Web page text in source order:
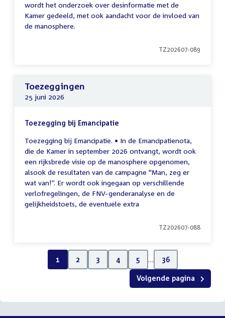
wordt het onderzoek over desinformatie met de
Kamer gedeeld, met ook aandacht voor de invloed van
de manosphere.
TZ202607-089
Toezeggingen
25 juni 2026
Toezegging bij Emancipatie
Toezegging bij Emancipatie. • In de Emancipatienota,
die de Kamer in september 2026 ontvangt, wordt ook
een rijksbrede visie op de manosphere opgenomen,
alsook de resultaten van de campagne "Man, zeg er
wat van!”. Er wordt ook ingegaan op verschillende
verlofregelingen, de FNV-genderanalyse en de
gelijkheidstoets, de eventuele extra
TZ202607-088
1 2 3 4 5 … 36
Volgende pagina